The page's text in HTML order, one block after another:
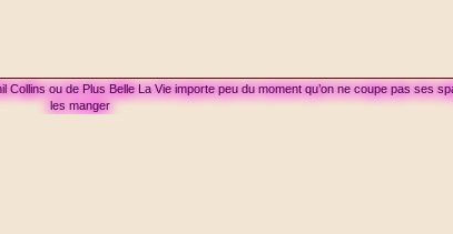
ou de Plus Belle La Vie importe peu du moment qu’on ne coupe pas ses
les manger